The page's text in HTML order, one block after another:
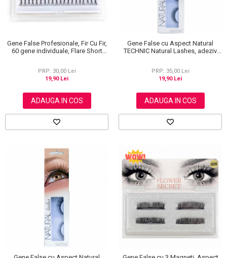
Gene False Profesionale, Fir Cu Fir,
60 gene individuale, Flare Short
PRP: 30,00 Lei
19,90 Lei
ADAUGA IN COS
Gene False cu Aspect Natural
TECHNIC Natural Lashes, adeziv
PRP: 35,00 Lei
19,90 Lei
ADAUGA IN COS